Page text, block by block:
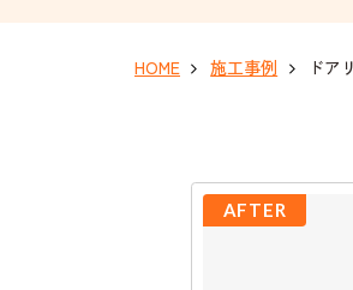
HOME 施工事例 ドア
AFTER